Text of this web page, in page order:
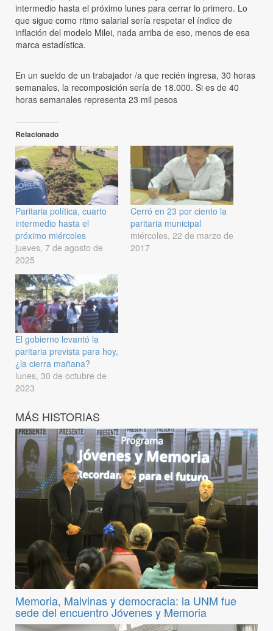
intermedio hasta el próximo lunes para cerrar lo primero. Lo
que sigue como ritmo salarial sería respetar el índice de
inflación del modelo Milei, nada arriba de eso, menos de esa
marca estadística.
En un sueldo de un trabajador /a que recién ingresa, 30 horas
semanales, la recomposición sería de 18.000. Si es de 40
horas semanales representa 23 mil pesos
Relacionado
Paritaria política, cuarto
intermedio hasta el
próximo miércoles
jueves, 7 de agosto de
2025
Cerró en 23 por ciento la
paritaria municipal
miércoles, 22 de marzo de
2017
El gobierno levantó la
paritaria prevista para hoy,
¿la cierra mañana?
lunes, 30 de octubre de
2023
MÁS HISTORIAS
Memoria, Malvinas y democracia: la UNM fue
sede del encuentro Jóvenes y Memoria